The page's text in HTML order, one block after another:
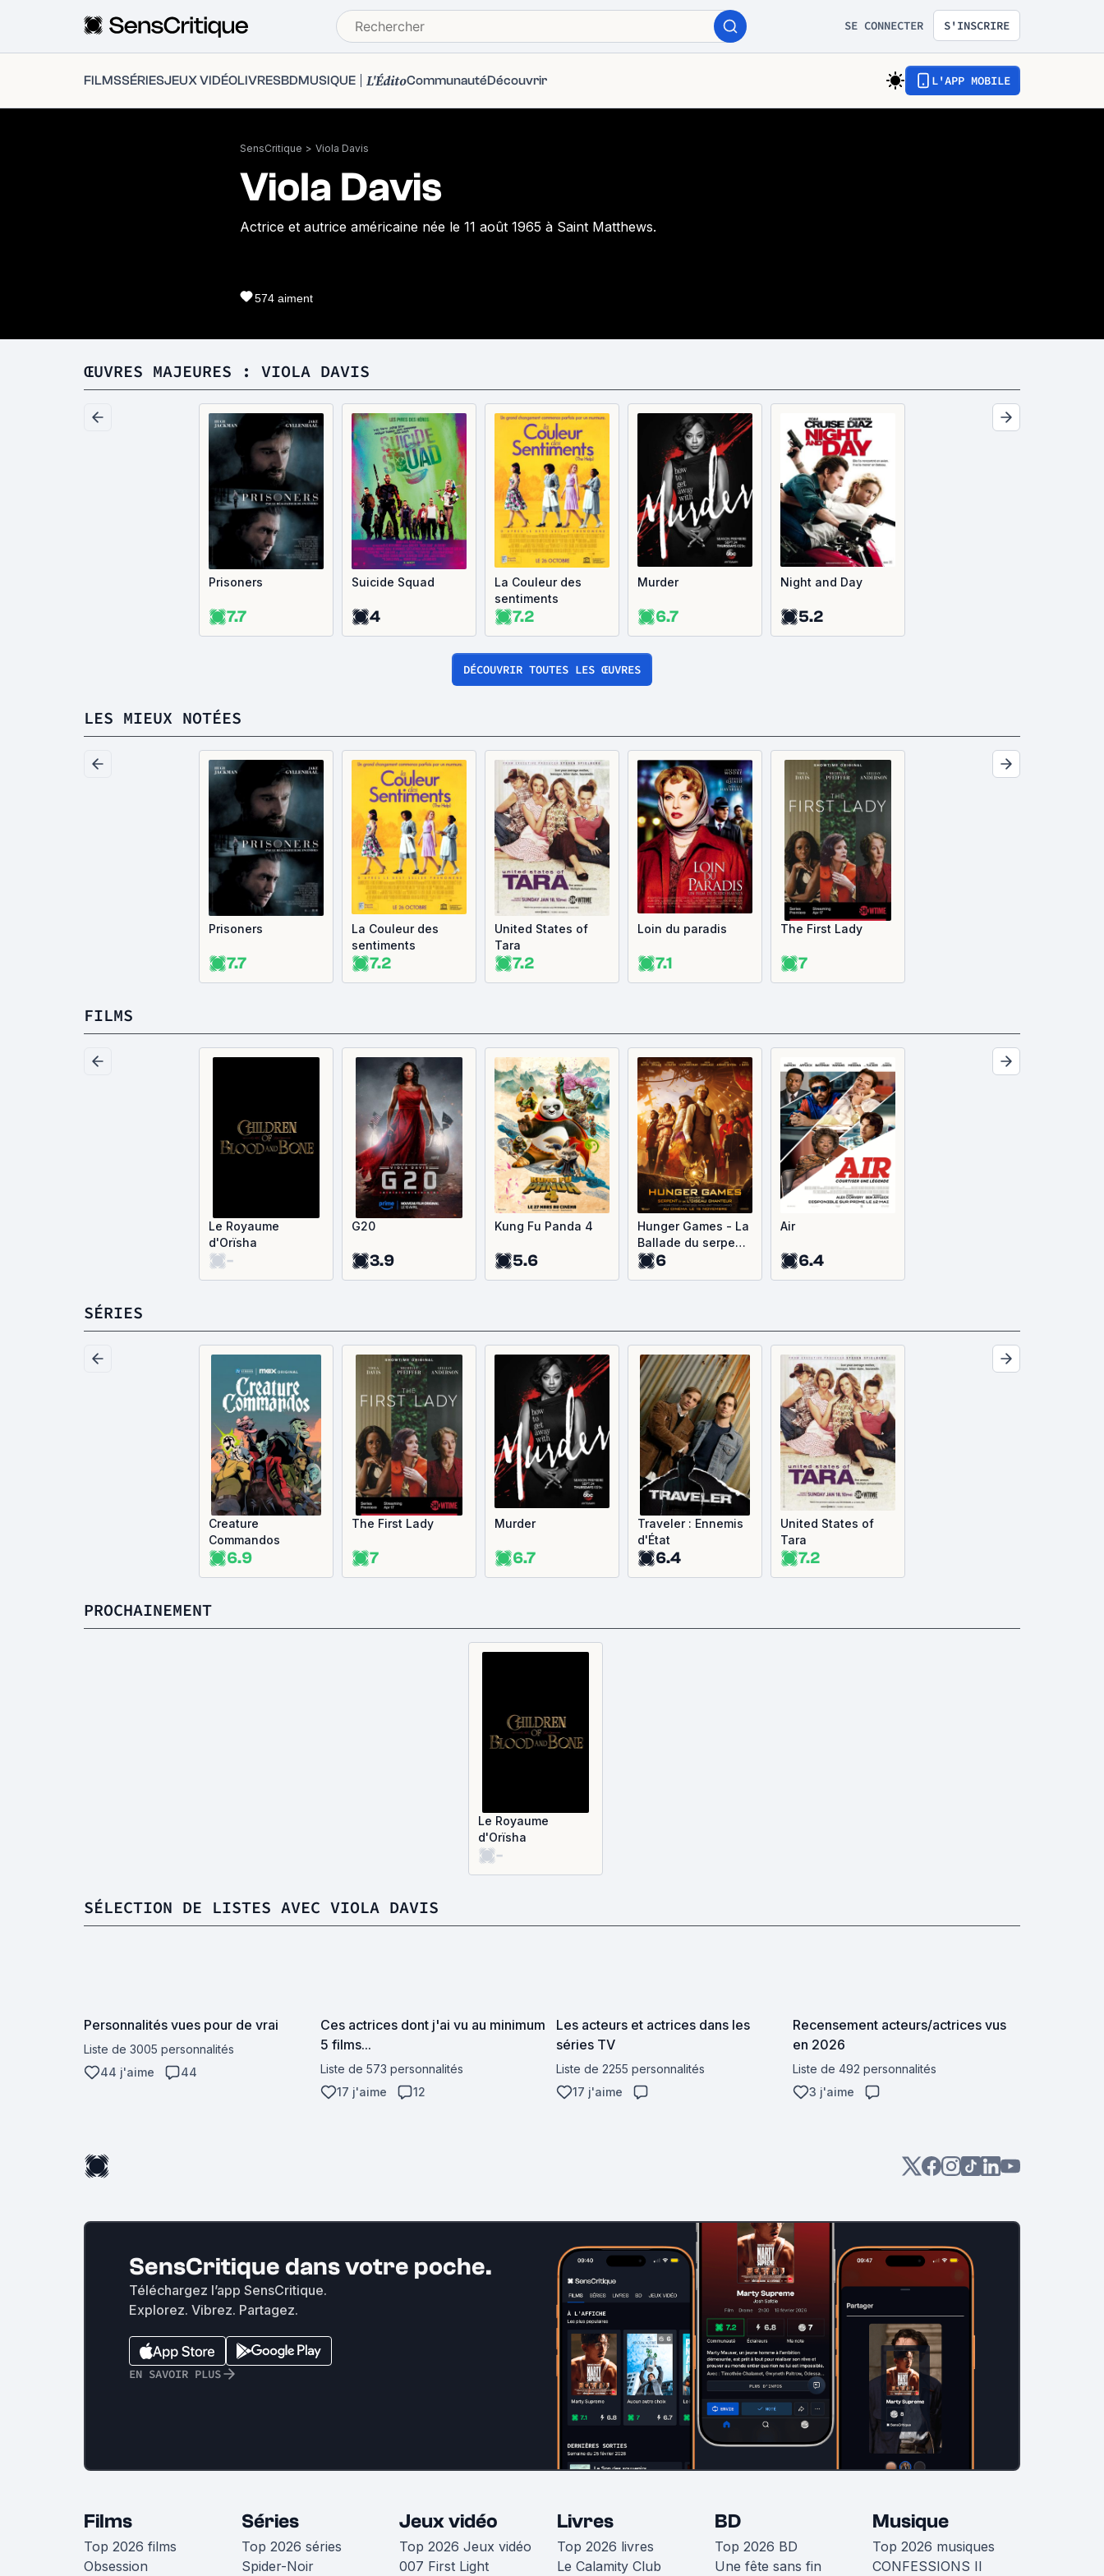
SE CONNECTER S'INSCRIRE
FILMSSÉRIESJEUX VIDÉOLIVRESBDMUSIQUE L'ÉditoCommunautéDécouvrir L'APP MOBILE
SensCritique > Viola Davis
Viola Davis
Actrice et autrice américaine née le 11 août 1965 à Saint Matthews.
574 aiment
ŒUVRES MAJEURES : VIOLA DAVIS
Prisoners
7.7
Suicide Squad
4
La Couleur des
sentiments
7.2
Murder
6.7
Night and Day
5.2
DÉCOUVRIR TOUTES LES ŒUVRES
LES MIEUX NOTÉES
Prisoners
7.7
La Couleur des
sentiments
7.2
United States of
Tara
7.2
Loin du paradis
7.1
The First Lady
7
FILMS
Le Royaume
d'Orïsha
-
G20
3.9
Kung Fu Panda 4
5.6
Hunger Games - La
Ballade du serpent
et de l'oiseau
6
Air
6.4
SÉRIES
Creature
Commandos
6.9
The First Lady
7
Murder
6.7
Traveler : Ennemis
d'État
6.4
United States of
Tara
7.2
PROCHAINEMENT
Le Royaume
d'Orïsha
-
SÉLECTION DE LISTES AVEC VIOLA DAVIS
Personnalités vues pour de vrai
Liste de 3005 personnalités
44 j'aime
44
Ces actrices dont j'ai vu au minimum
5 films...
Liste de 573 personnalités
17 j'aime
12
Les acteurs et actrices dans les
séries TV
Liste de 2255 personnalités
17 j'aime
Recensement acteurs/actrices vus
en 2026
Liste de 492 personnalités
3 j'aime
SensCritique dans votre poche.
Téléchargez l’app SensCritique.
Explorez. Vibrez. Partagez.
EN SAVOIR PLUS
Films
Top 2026 films
Obsession
Séries
Top 2026 séries
Spider-Noir
Jeux vidéo
Top 2026 Jeux vidéo
007 First Light
Livres
Top 2026 livres
Le Calamity Club
BD
Top 2026 BD
Une fête sans fin
Musique
Top 2026 musiques
CONFESSIONS II